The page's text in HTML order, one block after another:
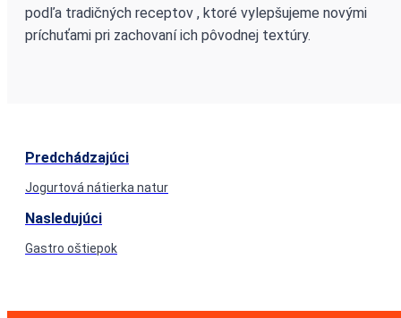
podľa tradičných receptov , ktoré vylepšujeme novými
príchuťami pri zachovaní ich pôvodnej textúry.
Predchádzajúci
Jogurtová nátierka natur
Nasledujúci
Gastro oštiepok